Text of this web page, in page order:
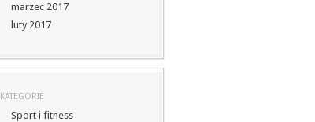
marzec 2017
luty 2017
KATEGORIE
Sport i fitness